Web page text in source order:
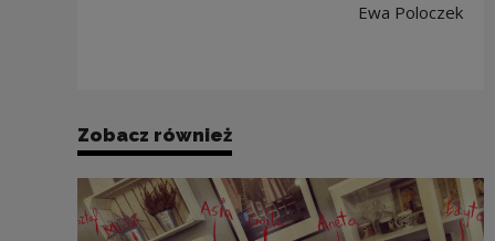
Ewa Poloczek
Zobacz również